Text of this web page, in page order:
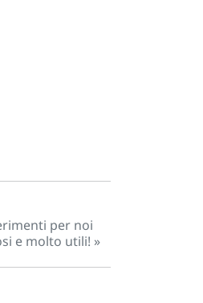
per noi
e molto utili! »